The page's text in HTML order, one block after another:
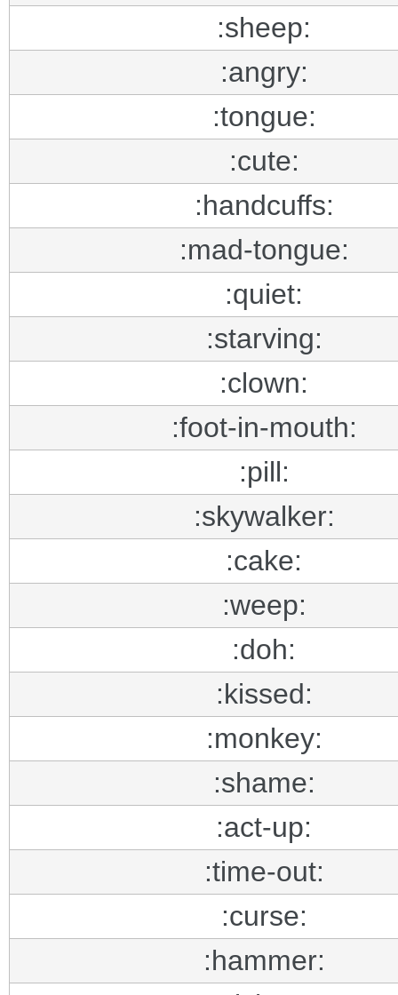
:sheep:
:angry:
:tongue:
:cute:
:handcuffs:
:mad-tongue:
:quiet:
:starving:
:clown:
:foot-in-mouth:
:pill:
:skywalker:
:cake:
:weep:
:doh:
:kissed:
:monkey:
:shame:
:act-up:
:time-out:
:curse:
:hammer: